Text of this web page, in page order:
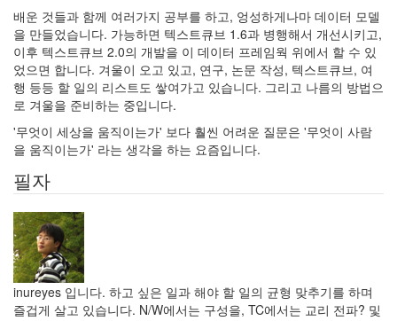
배운 것들과 함께 여러가지 공부를 하고, 엉성하게나마 데이터 모델
을 만들었습니다. 가능하면 텍스트큐브 1.6과 병행해서 개선시키고,
이후 텍스트큐브 2.0의 개발을 이 데이터 프레임웍 위에서 할 수 있
었으면 합니다. 겨울이 오고 있고, 연구, 논문 작성, 텍스트큐브, 여
행 등등 할 일의 리스트도 쌓여가고 있습니다. 그리고 나름의 방법으
로 겨울을 준비하는 중입니다.
'무엇이 세상을 움직이는가' 보다 훨씬 어려운 질문은 '무엇이 사람
을 움직이는가' 라는 생각을 하는 요즘입니다.
필자
inureyes 입니다. 하고 싶은 일과 해야 할 일의 균형 맞추기를 하며
즐겁게 살고 있습니다. N/W에서는 구성을, TC에서는 교리 전파? 및
라
틴
어
미
디
어
음
코
딩
Developer
지
사
항
블
로
그
홈